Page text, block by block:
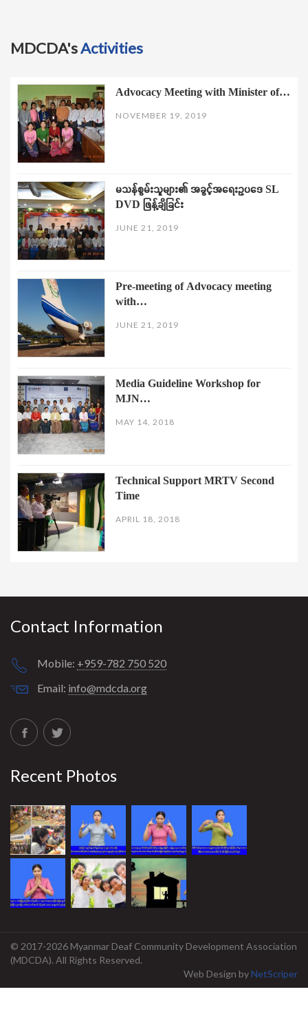
MDCDA'sActivities
Advocacy Meeting with Minister of…
NOVEMBER 19, 2019
မသန်စွမ်းသူများ၏ အခွင့်အရေးဥပဒေ SL
DVD ဖြန့်ချိခြင်း
JUNE 21, 2019
Pre-meeting of Advocacy meeting
with…
JUNE 21, 2019
Media Guideline Workshop for
MJN…
MAY 14, 2018
Technical Support MRTV Second
Time
APRIL 18, 2018
Contact Information
Mobile: +959-782 750 520
Email: info@mdcda.org
Recent Photos
© 2017-2026 Myanmar Deaf Community Development Association
(MDCDA). All Rights Reserved.
Web Design byNetScriper